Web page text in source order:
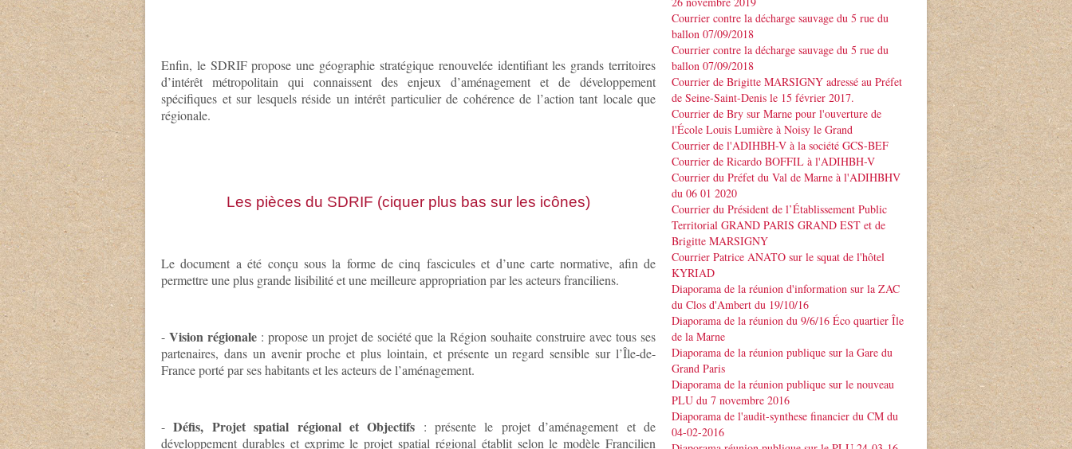
Enfin, le SDRIFpropose une géographie stratégique renouvelée identifiant les grands territoires
d’intérêt métropolitain qui connaissent des enjeux d’aménagement et de développement
spécifiques et sur lesquels réside un intérêt particulier de cohérence de l’action tant locale que
régionale.
Les pièces du SDRIF (ciquer plus bas sur les icônes)
Le document a été conçu sous la forme de cinq fascicules et d’une carte normative, afin de
permettre une plus grande lisibilité et une meilleure appropriation par les acteurs franciliens.
- Vision régionale: propose un projet de société que la Région souhaite construire avec tous ses
partenaires, dans un avenir proche et plus lointain, et présente un regard sensible sur l’Île-de-
France porté par ses habitants et les acteurs de l’aménagement.
-Défis, Projet spatial régional et Objectifs : présente le projet d’aménagement et de
développement durables et exprime le projet spatial régional établit selon le modèle Francilien
Courrier contre la décharge sauvage du 5 rue du
ballon 07/09/2018
Courrier contre la décharge sauvage du 5 rue du
ballon 07/09/2018
Courrier de Brigitte MARSIGNY adressé au Préfet
de Seine-Saint-Denis le 15 février 2017.
Courrier de Bry sur Marne pour l'ouverture de
l'École Louis Lumière à Noisy le Grand
Courrier de l'ADIHBH-V à la société GCS-BEF
Courrier de Ricardo BOFFIL à l'ADIHBH-V
Courrier du Préfet du Val de Marne à l'ADIHBHV
du 06 01 2020
Courrier du Président de l’Établissement Public
Territorial GRAND PARIS GRAND EST et de
Brigitte MARSIGNY
Courrier Patrice ANATO sur le squat de l'hôtel
KYRIAD
Diaporama de la réunion d'information sur la ZAC
du Clos d'Ambert du 19/10/16
Diaporama de la réunion du 9/6/16 Éco quartier Île
de la Marne
Diaporama de la réunion publique sur la Gare du
Grand Paris
Diaporama de la réunion publique sur le nouveau
PLU du 7 novembre 2016
Diaporama de l'audit-synthese financier du CM du
04-02-2016